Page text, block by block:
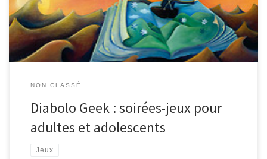
Malmedy Dès 19h Entrée gratuite Renseignements : 080/799.930
Coup de coeur du mois : DIXIT […]
NON CLASSÉ
Diabolo Geek : soirées-jeux pour
adultes et adolescents
Jeux